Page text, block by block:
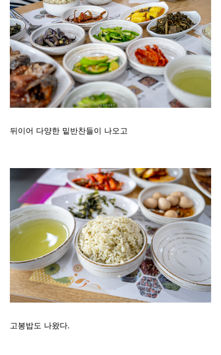
뒤이어 다양한 밑반찬들이 나오고
고봉밥도 나왔다.